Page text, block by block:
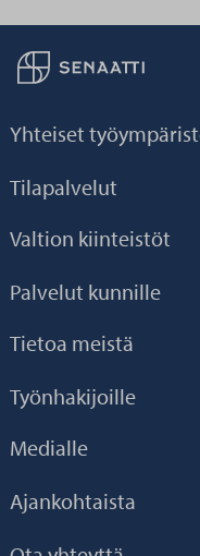
Palaa taikaisin etusivulle
Yhteiset
Tilapalvelut
Valtion kiinteistöt
Palvelut kunnille
Tietoa meistä
Työnhakijoille
Medialle
Ajankohtaista